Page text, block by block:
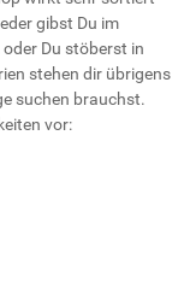
gibst Du im
Du stöberst in
stehen dir übrigens
suchen brauchst.
vor: